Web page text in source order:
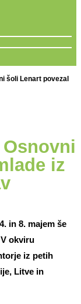
šoli Lenart povezal
Osnovni
iz
in 8. majem še
okviru
iz petih
Litve in